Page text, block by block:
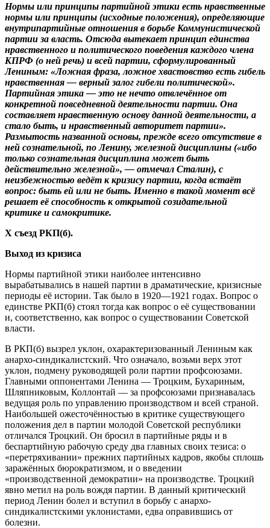
Нормы или принципы партийной этики есть нравственные
нормы или принципы (исходные положения), определяющие
внутрипартийные отношения в борьбе Коммунистической
партии за власть. Отсюда вытекает принцип единства
нравственного и политического поведения каждого члена
КПРФ (о ней речь) и всей партии, сформулированный
Лениным: «Ложная фраза, ложное хвастовство есть гибель
нравственная — верный залог гибели политической».
Партийная этика — это не нечто отвлечённое от
конкретной повседневной деятельности партии. Она
составляет нравственную основу данной деятельности, а
стало быть, и нравственный авторитет партии».
Размытость названной основы, прежде всего отсутствие в
ней сознательной, по Ленину, железной дисциплины («ибо
только сознательная дисциплина может быть
действительно железной», — отмечал Сталин), с
неизбежностью ведёт к кризису партии, когда встаёт
вопрос: быть ей или не быть. Именно в такой момент всё
решает её способность к открытой созидательной
критике и самокритике.
Х съезд РКП(б).
Выход из кризиса
Нормы партийной этики наиболее интенсивно
вырабатывались в нашей партии в драматические, кризисные
периоды её истории. Так было в 1920—1921 годах. Вопрос о
единстве РКП(б) стоял тогда как вопрос о её существовании
и, соответственно, как вопрос о существовании Советской
власти.
В РКП(б) вызрел уклон, охарактеризованный Лениным как
анархо-синдикалистский. Что означало, возьми верх этот
уклон, подмену руководящей роли партии профсоюзами.
Главными оппонентами Ленина — Троцким, Бухариным,
Шляпниковым, Коллонтай — за профсоюзами признавалась
ведущая роль по управлению производством и всей страной.
Наибольшей ожесточённостью в критике существующего
положения дел в партии молодой Советской республики
отличался Троцкий. Он бросил в партийные ряды и в
беспартийную рабочую среду два главных своих тезиса: о
«перетряхивании» прежних партийных кадров, якобы сплошь
заражённых бюрократизмом, и о введении
«производственной демократии» на производстве. Троцкий
явно метил на роль вождя партии. В данный критический
период Ленин болел и вступил в борьбу с анархо-
синдикалистскими уклонистами, едва оправившись от
болезни.